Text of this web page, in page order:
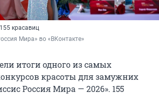
красавиц
Мира» во «ВКонтакте»
итоги одного из самых
красоты для замужних
Россия Мира — 2026». 155